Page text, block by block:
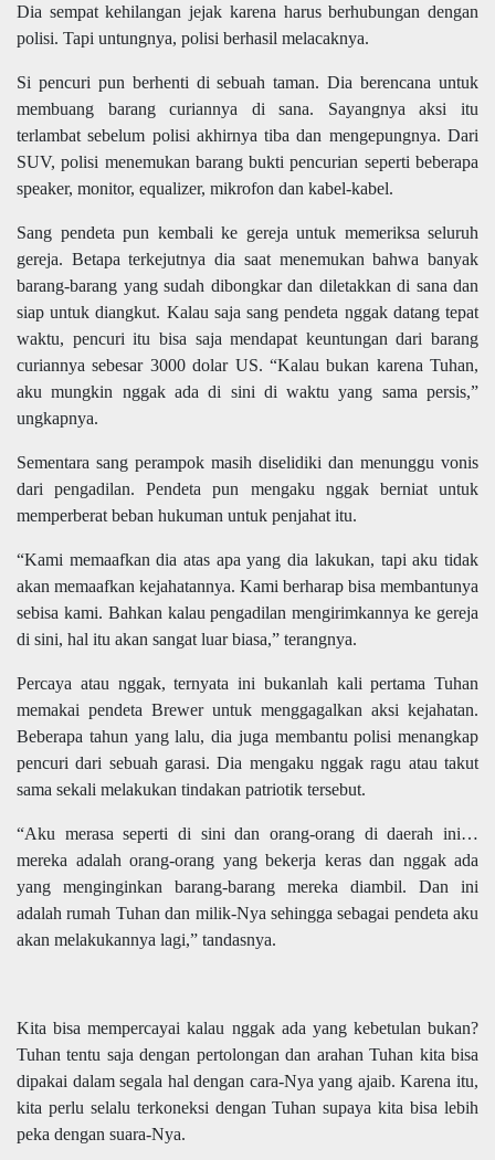
Dia sempat kehilangan jejak karena harus berhubungan dengan
polisi. Tapi untungnya, polisi berhasil melacaknya.
Si pencuri pun berhenti di sebuah taman. Dia berencana untuk
membuang barang curiannya di sana. Sayangnya aksi itu
terlambat sebelum polisi akhirnya tiba dan mengepungnya. Dari
SUV, polisi menemukan barang bukti pencurian seperti beberapa
speaker, monitor, equalizer, mikrofon dan kabel-kabel.
Sang pendeta pun kembali ke gereja untuk memeriksa seluruh
gereja. Betapa terkejutnya dia saat menemukan bahwa banyak
barang-barang yang sudah dibongkar dan diletakkan di sana dan
siap untuk diangkut. Kalau saja sang pendeta nggak datang tepat
waktu, pencuri itu bisa saja mendapat keuntungan dari barang
curiannya sebesar 3000 dolar US. “Kalau bukan karena Tuhan,
aku mungkin nggak ada di sini di waktu yang sama persis,”
ungkapnya.
Sementara sang perampok masih diselidiki dan menunggu vonis
dari pengadilan. Pendeta pun mengaku nggak berniat untuk
memperberat beban hukuman untuk penjahat itu.
“Kami memaafkan dia atas apa yang dia lakukan, tapi aku tidak
akan memaafkan kejahatannya. Kami berharap bisa membantunya
sebisa kami. Bahkan kalau pengadilan mengirimkannya ke gereja
di sini, hal itu akan sangat luar biasa,” terangnya.
Percaya atau nggak, ternyata ini bukanlah kali pertama Tuhan
memakai pendeta Brewer untuk menggagalkan aksi kejahatan.
Beberapa tahun yang lalu, dia juga membantu polisi menangkap
pencuri dari sebuah garasi. Dia mengaku nggak ragu atau takut
sama sekali melakukan tindakan patriotik tersebut.
“Aku merasa seperti di sini dan orang-orang di daerah ini…
mereka adalah orang-orang yang bekerja keras dan nggak ada
yang menginginkan barang-barang mereka diambil. Dan ini
adalah rumah Tuhan dan milik-Nya sehingga sebagai pendeta aku
akan melakukannya lagi,” tandasnya.
Kita bisa mempercayai kalau nggak ada yang kebetulan bukan?
Tuhan tentu saja dengan pertolongan dan arahan Tuhan kita bisa
dipakai dalam segala hal dengan cara-Nya yang ajaib. Karena itu,
kita perlu selalu terkoneksi dengan Tuhan supaya kita bisa lebih
peka dengan suara-Nya.